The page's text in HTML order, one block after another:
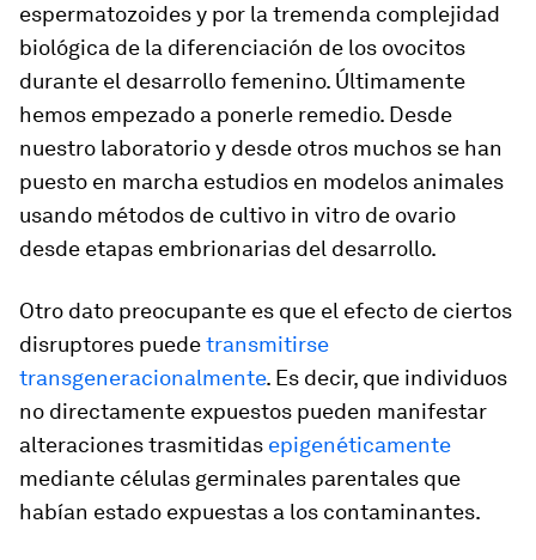
espermatozoides y por la tremenda complejidad
biológica de la diferenciación de los ovocitos
durante el desarrollo femenino. Últimamente
hemos empezado a ponerle remedio. Desde
nuestro laboratorio y desde otros muchos se han
puesto en marcha estudios en modelos animales
usando métodos de cultivo in vitro de ovario
desde etapas embrionarias del desarrollo.
Otro dato preocupante es que el efecto de ciertos
disruptores puedetransmitirse
transgeneracionalmente. Es decir, que individuos
no directamente expuestos pueden manifestar
alteraciones trasmitidas epigenéticamente
mediante células germinales parentales que
habían estado expuestas a los contaminantes.